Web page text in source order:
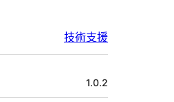
技術支援
1.0.2